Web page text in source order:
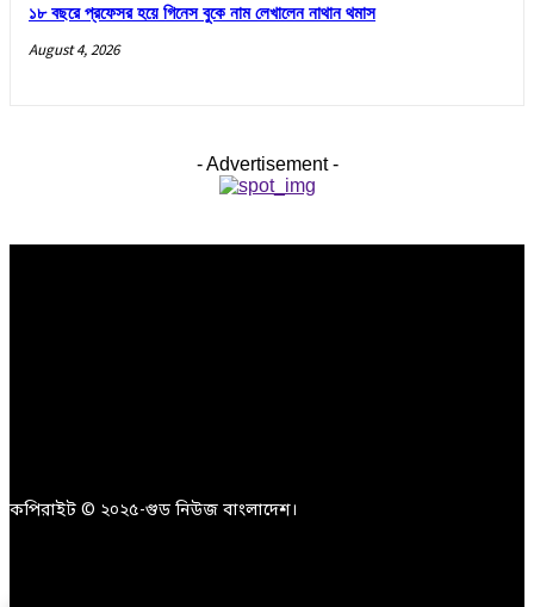
১৮ বছরে প্রফেসর হয়ে গিনেস বুকে নাম লেখালেন নাথান থমাস
August 4, 2026
- Advertisement -
কপিরাইট © ২০২৫-গুড নিউজ বাংলাদেশ।